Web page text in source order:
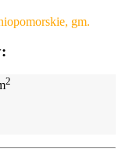
gm.
2